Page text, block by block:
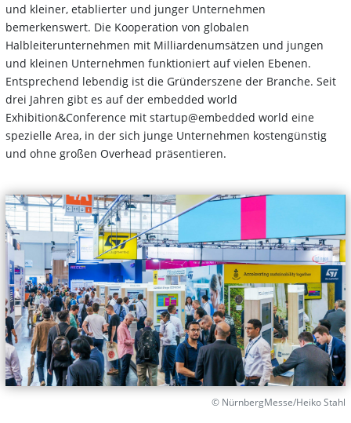
und kleiner, etablierter und junger Unternehmen
bemerkenswert. Die Kooperation von globalen
Halbleiterunternehmen mit Milliardenumsätzen und jungen
und kleinen Unternehmen funktioniert auf vielen Ebenen.
Entsprechend lebendig ist die Gründerszene der Branche. Seit
drei Jahren gibt es auf der embedded world
Exhibition&Conference mit startup@embedded world eine
spezielle Area, in der sich junge Unternehmen kostengünstig
und ohne großen Overhead präsentieren.
© NürnbergMesse/Heiko Stahl